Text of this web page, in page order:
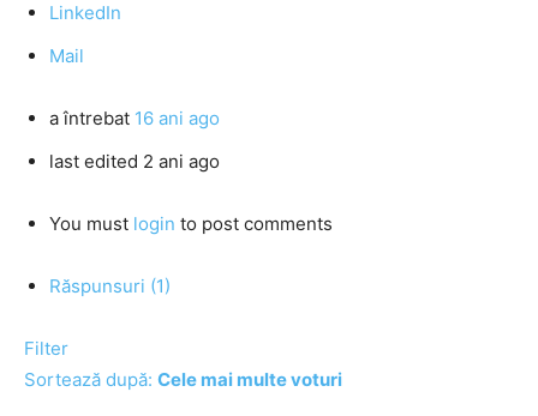
LinkedIn
Mail
a întrebat 16 ani ago
last edited 2 ani ago
You must login to post comments
Răspunsuri (1)
Filter
Sortează după: Cele mai multe voturi